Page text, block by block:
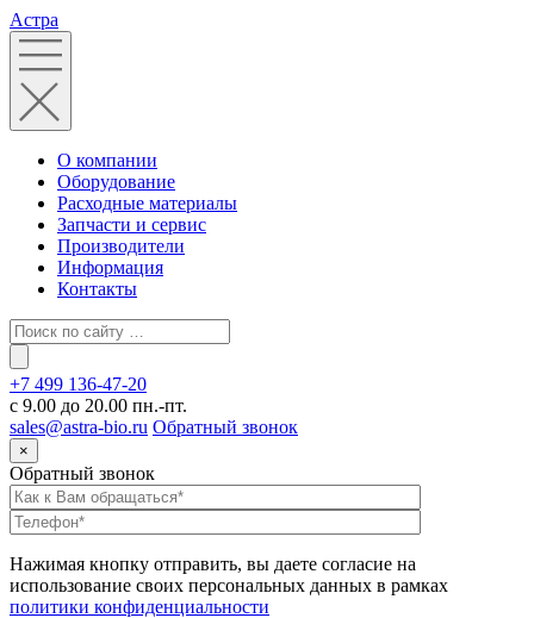
Астра
О компании
Оборудование
Расходные материалы
Запчасти и сервис
Производители
Информация
Контакты
+7 499 136-47-20
с 9.00 до 20.00 пн.-пт.
sales@astra-bio.ru Обратный звонок
×
Обратный звонок
Нажимая кнопку отправить, вы даете согласие на
использование своих персональных данных в рамках
политики конфиденциальности